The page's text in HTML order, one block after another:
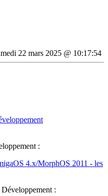
22 mars 2025 @ 10:17:54
:
4.x/MorphOS 2011 - les
: